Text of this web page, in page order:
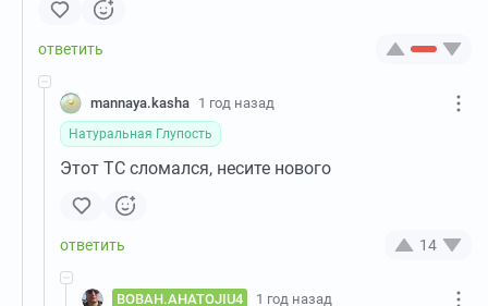
mannaya.kasha 1 год назад
Натуральная Глупость
Этот ТС сломался, несите нового
14
BOBAH.AHATOJIU4 1 год назад